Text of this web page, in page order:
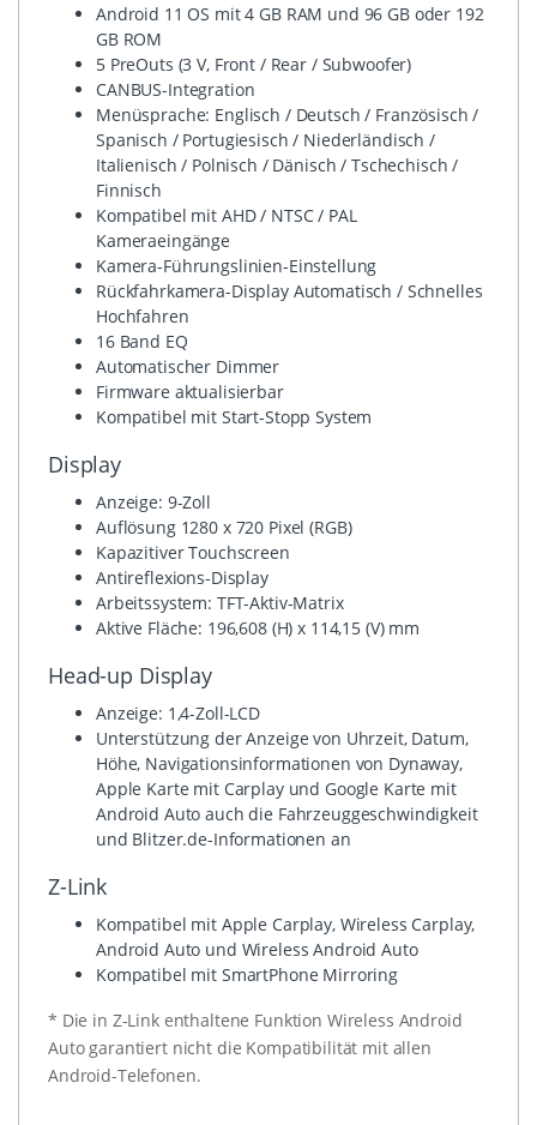
Android 11 OS mit 4 GB RAM und 96 GB oder 192
GB ROM
5 PreOuts (3 V, Front / Rear / Subwoofer)
CANBUS-Integration
Menüsprache: Englisch / Deutsch / Französisch /
Spanisch / Portugiesisch / Niederländisch /
Italienisch / Polnisch / Dänisch / Tschechisch /
Finnisch
Kompatibel mit AHD / NTSC / PAL
Kameraeingänge
Kamera-Führungslinien-Einstellung
Rückfahrkamera-Display Automatisch / Schnelles
Hochfahren
16 Band EQ
Automatischer Dimmer
Firmware aktualisierbar
Kompatibel mit Start-Stopp System
Display
Anzeige: 9-Zoll
Auflösung 1280 x 720 Pixel (RGB)
Kapazitiver Touchscreen
Antireflexions-Display
Arbeitssystem: TFT-Aktiv-Matrix
Aktive Fläche: 196,608 (H) x 114,15 (V) mm
Head-up Display
Anzeige: 1,4-Zoll-LCD
Unterstützung der Anzeige von Uhrzeit, Datum,
Höhe, Navigationsinformationen von Dynaway,
Apple Karte mit Carplay und Google Karte mit
Android Auto auch die Fahrzeuggeschwindigkeit
und Blitzer.de-Informationen an
Z-Link
Kompatibel mit Apple Carplay, Wireless Carplay,
Android Auto und Wireless Android Auto
Kompatibel mit SmartPhone Mirroring
* Die in Z-Link enthaltene Funktion Wireless Android
Auto garantiert nicht die Kompatibilität mit allen
Android-Telefonen.